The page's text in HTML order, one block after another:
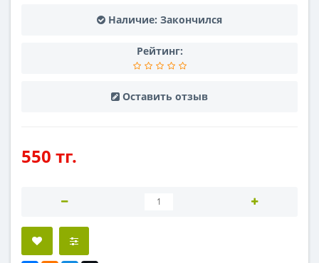
Наличие: Закончился
Рейтинг:
Оставить отзыв
550 тг.